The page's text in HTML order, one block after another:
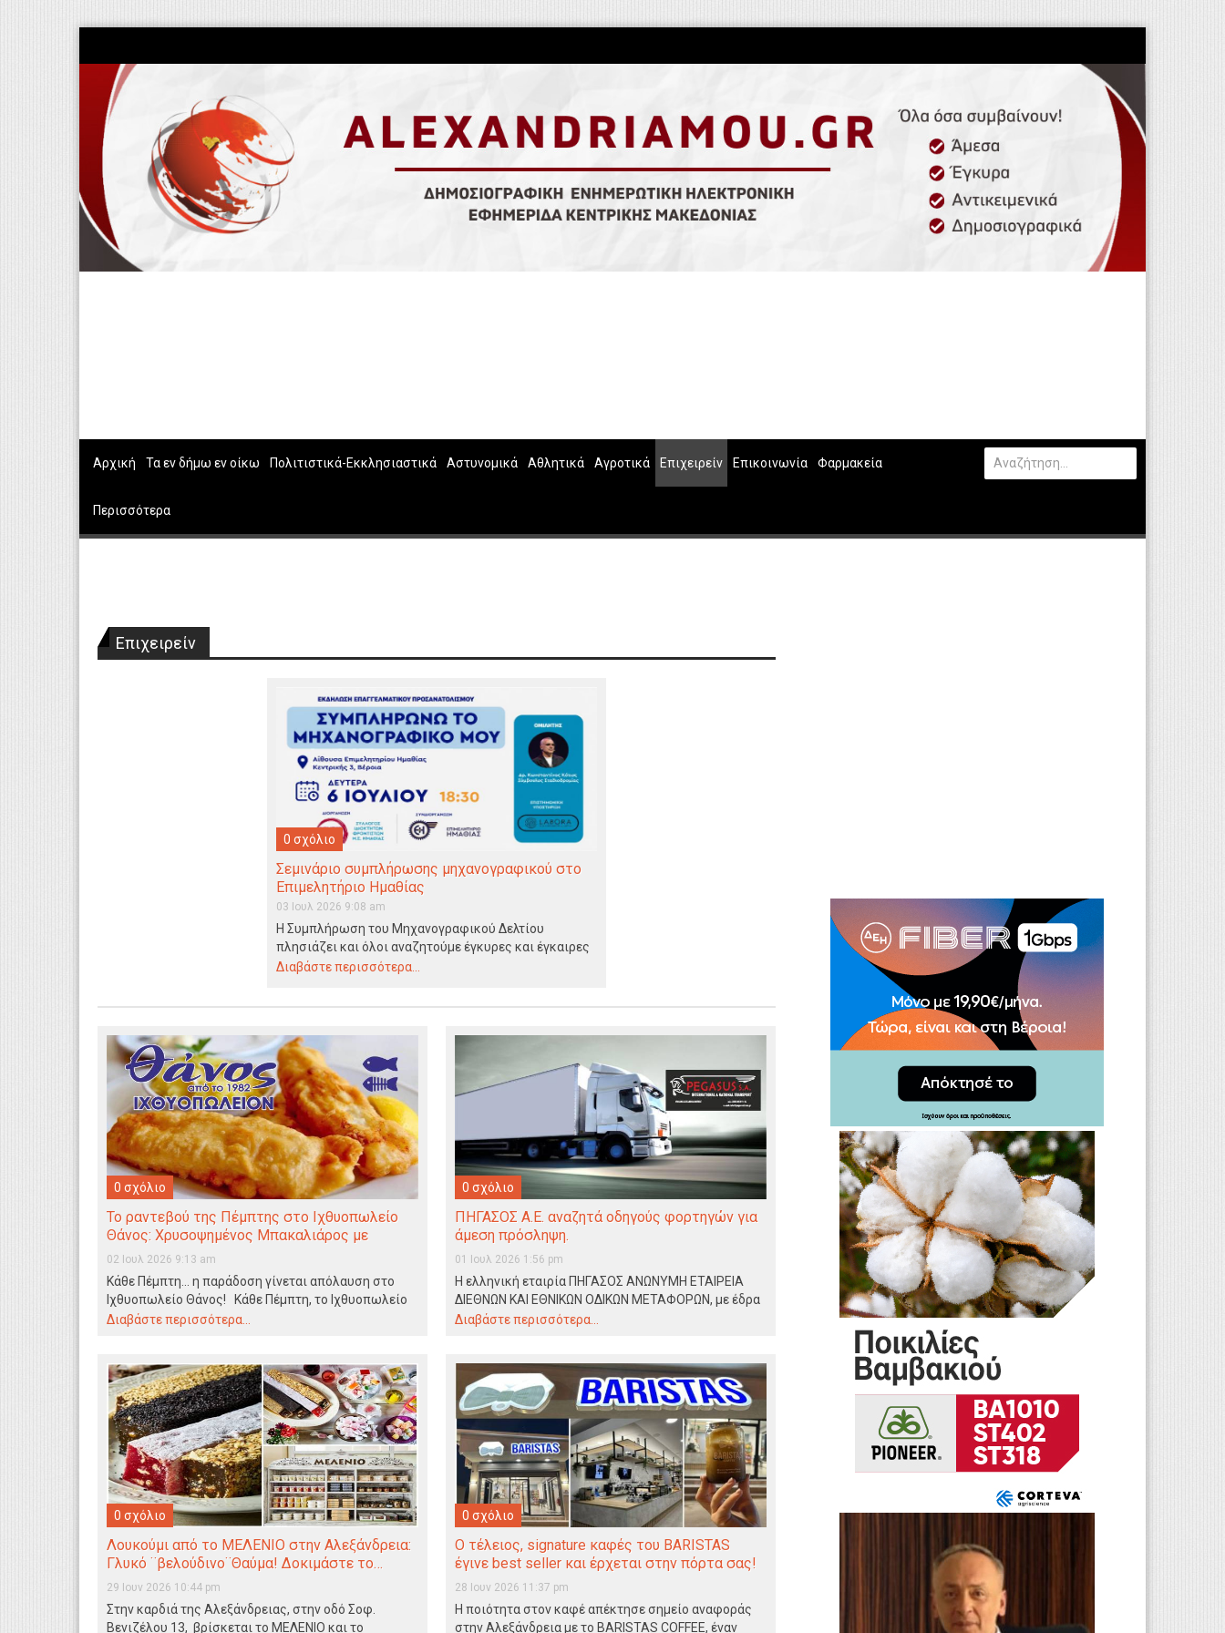
Αρχική Τα εν δήμω εν οίκω Πολιτιστικά-Εκκλησιαστικά Αστυνομικά Αθλητικά Αγροτικά Επιχειρείν Επικοινωνία Φαρμακεία
Περισσότερα
Επιχειρείν
0 σχόλιο
Σεμινάριο συμπλήρωσης μηχανογραφικού στο
Επιμελητήριο Ημαθίας
03 Ιουλ 2026 9:08 am
Η Συμπλήρωση του Μηχανογραφικού Δελτίου
πλησιάζει και όλοι αναζητούμε έγκυρες και έγκαιρες
πληροφορίες για τις σχολές,…
Διαβάστε περισσότερα...
0 σχόλιο
Το ραντεβού της Πέμπτης στο Ιχθυοπωλείο
Θάνος: Χρυσοψημένος Μπακαλιάρος με
βελούδινη Σκορδαλιά!
02 Ιουλ 2026 9:13 am
Κάθε Πέμπτη... η παράδοση γίνεται απόλαυση στο
Ιχθυοπωλείο Θάνος! Κάθε Πέμπτη, το Ιχθυοπωλείο
Θάνος σας…
Διαβάστε περισσότερα...
0 σχόλιο
ΠΗΓΑΣΟΣ Α.Ε. αναζητά οδηγούς φορτηγών για
άμεση πρόσληψη.
01 Ιουλ 2026 1:56 pm
Η ελληνική εταιρία ΠΗΓΑΣΟΣ ΑΝΩΝΥΜΗ ΕΤΑΙΡΕΙΑ
ΔΙΕΘΝΩΝ ΚΑΙ ΕΘΝΙΚΩΝ ΟΔΙΚΩΝ ΜΕΤΑΦΟΡΩΝ, με έδρα
το Βρυσάκι Ημαθίας,…
Διαβάστε περισσότερα...
0 σχόλιο
Λουκούμι από το ΜΕΛΕΝΙΟ στην Αλεξάνδρεια:
Γλυκό ¨βελούδινο¨Θαύμα! Δοκιμάστε το…
29 Ιουν 2026 10:44 pm
Στην καρδιά της Αλεξάνδρειας, στην οδό Σοφ.
Βενιζέλου 13, βρίσκεται το ΜΕΛΕΝΙΟ και το
0 σχόλιο
Ο τέλειος, signature καφές του BARISTAS
έγινε best seller και έρχεται στην πόρτα σας!
28 Ιουν 2026 11:37 pm
Η ποιότητα στον καφέ απέκτησε σημείο αναφοράς
στην Αλεξάνδρεια με το BARISTAS COFFEE, έναν